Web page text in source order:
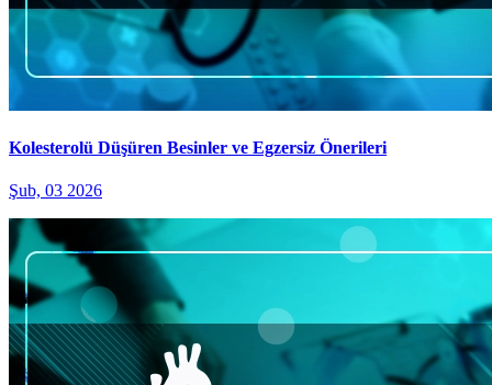
Kolesterolü Düşüren Besinler ve Egzersiz Önerileri
Şub, 03 2026